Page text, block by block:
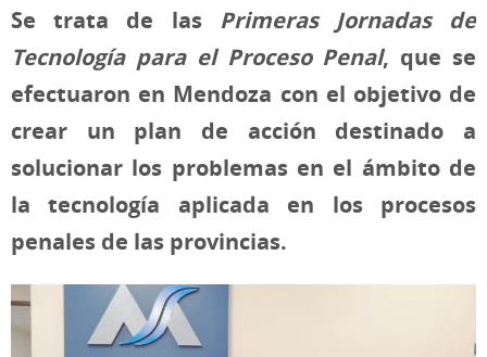
Se trata de las Primeras Jornadas de
Tecnología para el Proceso Penal, que se
efectuaron en Mendoza con el objetivo de
crear un plan de acción destinado a
solucionar los problemas en el ámbito de
la tecnología aplicada en los procesos
penales de las provincias.